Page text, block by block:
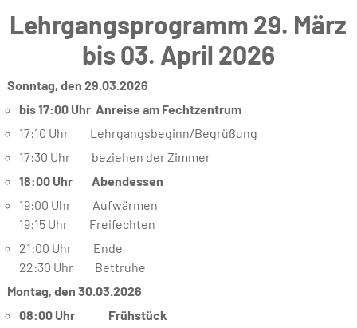
Lehrgangsprogramm 29. März
bis 03. April 2026
Sonntag, den 29.03.2026
bis 17:00 Uhr Anreise am Fechtzentrum
17:10 Uhr Lehrgangsbeginn/Begrüßung
17:30 Uhr beziehen der Zimmer
18:00 Uhr Abendessen
19:00 Uhr Aufwärmen
19:15 Uhr Freifechten
21:00 Uhr Ende
22:30 Uhr Bettruhe
Montag, den 30.03.2026
08:00 Uhr Frühstück